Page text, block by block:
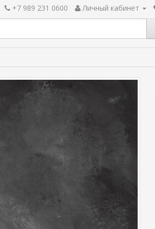
+7 989 231 0600 Личный кабинет